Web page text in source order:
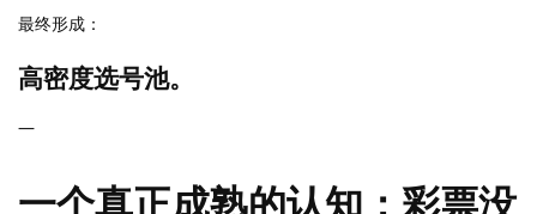
最终形成：
高密度选号池。
—
一个真正成熟的认知：彩票没